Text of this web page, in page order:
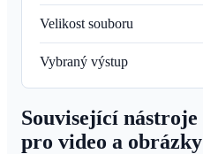
Velikost souboru
Vybraný výstup
Související nástroje
pro video a obrázky